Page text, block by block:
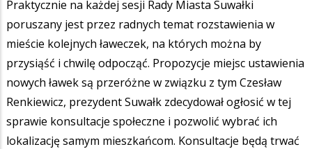
Praktycznie na każdej sesji Rady Miasta Suwałki
poruszany jest przez radnych temat rozstawienia w
mieście kolejnych ławeczek, na których można by
przysiąść i chwilę odpocząć. Propozycje miejsc ustawienia
nowych ławek są przeróżne w związku z tym Czesław
Renkiewicz, prezydent Suwałk zdecydował ogłosić w tej
sprawie konsultacje społeczne i pozwolić wybrać ich
lokalizację samym mieszkańcom. Konsultacje będą trwać